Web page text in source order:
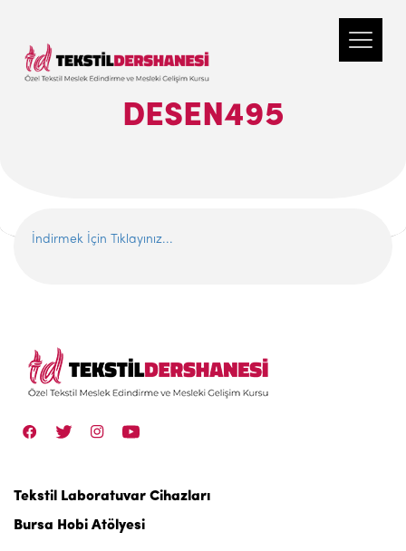
DESEN495
İndirmek İçin Tıklayınız...
Tekstil Laboratuvar Cihazları
Bursa Hobi Atölyesi